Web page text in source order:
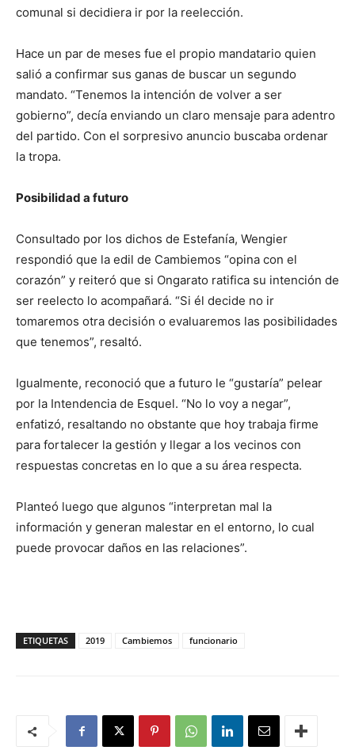
comunal si decidiera ir por la reelección.
Hace un par de meses fue el propio mandatario quien
salió a confirmar sus ganas de buscar un segundo
mandato. “Tenemos la intención de volver a ser
gobierno”, decía enviando un claro mensaje para adentro
del partido. Con el sorpresivo anuncio buscaba ordenar
la tropa.
Posibilidad a futuro
Consultado por los dichos de Estefanía, Wengier
respondió que la edil de Cambiemos “opina con el
corazón” y reiteró que si Ongarato ratifica su intención de
ser reelecto lo acompañará. “Si él decide no ir
tomaremos otra decisión o evaluaremos las posibilidades
que tenemos”, resaltó.
Igualmente, reconoció que a futuro le “gustaría” pelear
por la Intendencia de Esquel. “No lo voy a negar”,
enfatizó, resaltando no obstante que hoy trabaja firme
para fortalecer la gestión y llegar a los vecinos con
respuestas concretas en lo que a su área respecta.
Planteó luego que algunos “interpretan mal la
información y generan malestar en el entorno, lo cual
puede provocar daños en las relaciones”.
ETIQUETAS 2019 Cambiemos funcionario